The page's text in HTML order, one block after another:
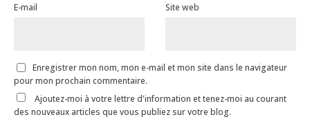
E-mail Site web
Enregistrer mon nom, mon e-mail et mon site dans le navigateur
pour mon prochain commentaire.
Ajoutez-moi à votre lettre d'information et tenez-moi au courant
des nouveaux articles que vous publiez sur votre blog.